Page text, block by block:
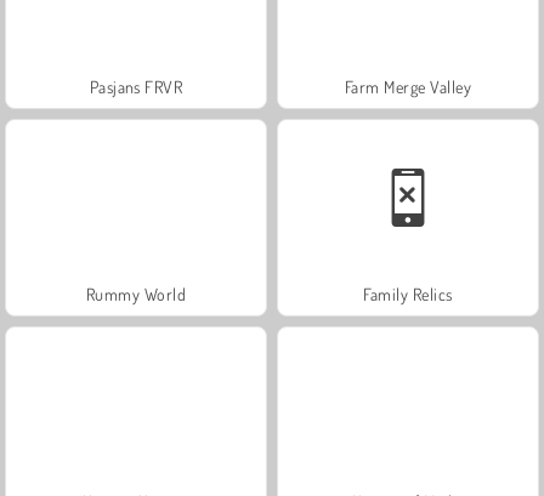
Pasjans FRVR Farm Merge Valley
Rummy World Family Relics